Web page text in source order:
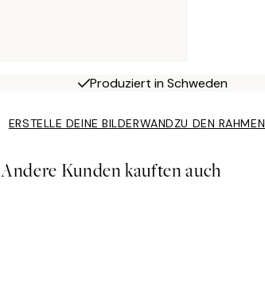
Produziert in Schweden
ERSTELLE DEINE BILDERWANDZU DEN RAHMEN
Andere Kunden kauften auch